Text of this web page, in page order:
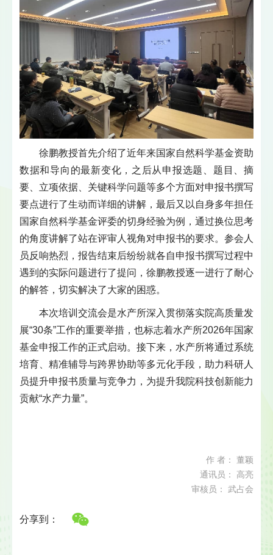
徐鹏教授首先介绍了近年来国家自然科学基金资助
数据和导向的最新变化，之后从申报选题、题目、摘
要、立项依据、关键科学问题等多个方面对申报书撰写
要点进行了生动而详细的讲解，最后又以自身多年担任
国家自然科学基金评委的切身经验为例，通过换位思考
的角度讲解了站在评审人视角对申报书的要求。参会人
员反响热烈，报告结束后纷纷就各自申报书撰写过程中
遇到的实际问题进行了提问，徐鹏教授逐一进行了耐心
的解答，切实解决了大家的困惑。
本次培训交流会是水产所深入贯彻落实院高质量发
展“30条”工作的重要举措，也标志着水产所2026年国家
基金申报工作的正式启动。接下来，水产所将通过系统
培育、精准辅导与跨界协助等多元化手段，助力科研人
员提升申报书质量与竞争力，为提升我院科技创新能力
贡献“水产力量”。
作 者： 董颖
通讯员： 高亮
审核员： 武占会
分享到：